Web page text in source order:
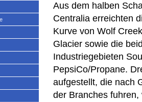
Aus dem halben
Centralia erreichten
Kurve von Wolf
Glacier sowie die
Industriegebieten
PepsiCo/Propane.
aufgestellt, die nach
der Branches